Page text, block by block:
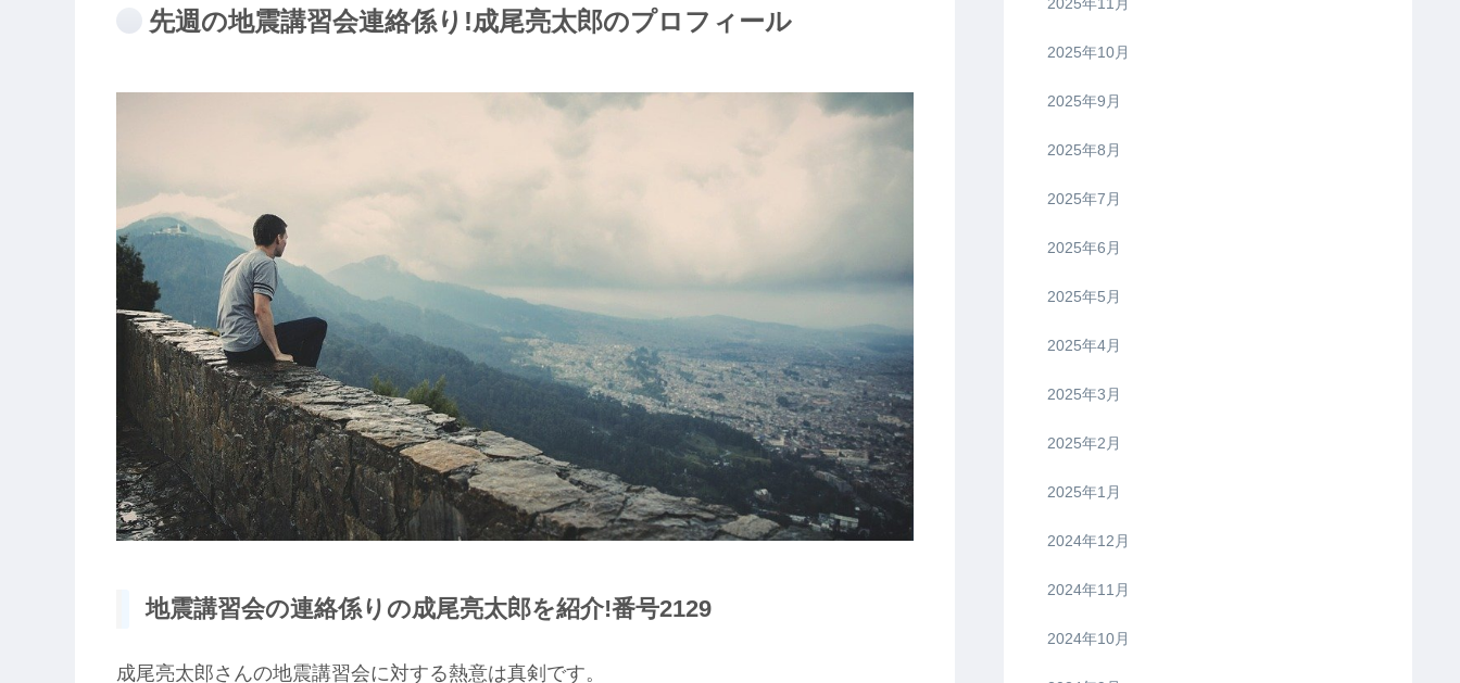
先週の地震講習会連絡係り!成尾亮太郎のプロフィール
地震講習会の連絡係りの成尾亮太郎を紹介!番号2129
成尾亮太郎さんの地震講習会に対する熱意は真剣です。
2025年10月
2025年9月
2025年8月
2025年7月
2025年6月
2025年5月
2025年4月
2025年3月
2025年2月
2025年1月
2024年12月
2024年11月
2024年10月